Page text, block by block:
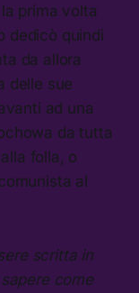
prima volta
dedicò quindi
da allora
delle sue
ad una
da tutta
folla, o
al
scritta in
come